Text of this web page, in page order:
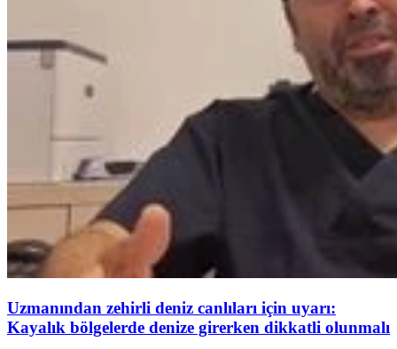
Uzmanından zehirli deniz canlıları için uyarı:
Kayalık bölgelerde denize girerken dikkatli olunmalı